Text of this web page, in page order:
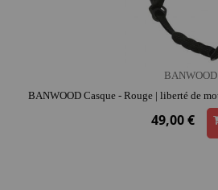
BANWOOD
49,00 €